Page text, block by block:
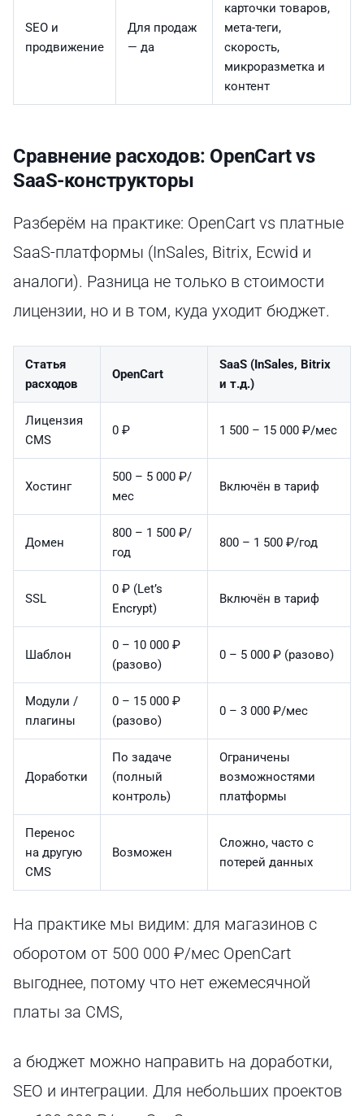
SEO и
продвижение
Для продаж
— да
карточки товаров,
мета-теги,
скорость,
микроразметка и
контент
Сравнение расходов: OpenCart vs
SaaS-конструкторы
Разберём на практике: OpenCart vs платные
SaaS-платформы (InSales, Bitrix, Ecwid и
аналоги). Разница не только в стоимости
лицензии, но и в том, куда уходит бюджет.
Статья
расходов
OpenCart
SaaS (InSales, Bitrix
и т.д.)
Лицензия
CMS
0 ₽ 1 500 – 15 000 ₽/мес
Хостинг
500 – 5 000 ₽/
мес
Включён в тариф
Домен
800 – 1 500 ₽/
год
800 – 1 500 ₽/год
SSL
0 ₽ (Let’s
Encrypt)
Включён в тариф
Шаблон
0 – 10 000 ₽
(разово)
0 – 5 000 ₽ (разово)
Модули /
плагины
0 – 15 000 ₽
(разово)
0 – 3 000 ₽/мес
Доработки
По задаче
(полный
контроль)
Ограничены
возможностями
платформы
Перенос
на другую
CMS
Возможен
Сложно, часто с
потерей данных
На практике мы видим: для магазинов с
оборотом от 500 000 ₽/мес OpenCart
выгоднее, потому что нет ежемесячной
платы за CMS,
а бюджет можно направить на доработки,
SEO и интеграции. Для небольших проектов